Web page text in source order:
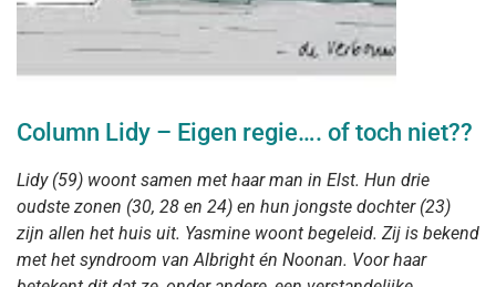
Column Lidy – Eigen regie…. of toch niet??
Lidy (59) woont samen met haar man in Elst. Hun drie
oudste zonen (30, 28 en 24) en hun jongste dochter (23)
zijn allen het huis uit. Yasmine woont begeleid. Zij is bekend
met het syndroom van Albright én Noonan. Voor haar